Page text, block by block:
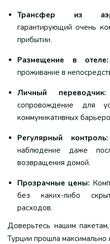
Трансфер из
гарантирующий очень
прибытии.
Размещение в отеле:
проживание в
Личный переводчик:
сопровождение для
коммуникативных
Регулярный контроль:
наблюдение даже
возвращения домой.
Прозрачные цены:
без каких-либо
расходов.
Доверьтесь нашим
Турции прошла максимально